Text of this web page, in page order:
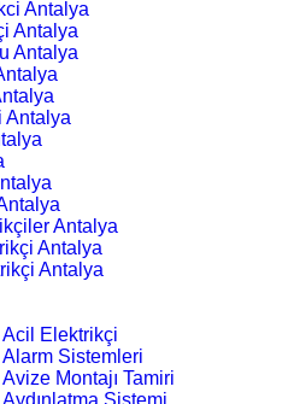
Antalya
Antalya
Antalya
Antalya
Antalya
Antalya
Antalya
Acil Elektrikçi
Sistemleri
Montajı Tamiri
Sistemi